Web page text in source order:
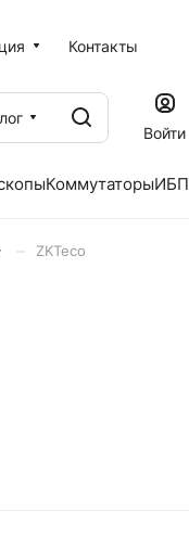
Контакты
Войти
КоммутаторыИБП
ZKTeco